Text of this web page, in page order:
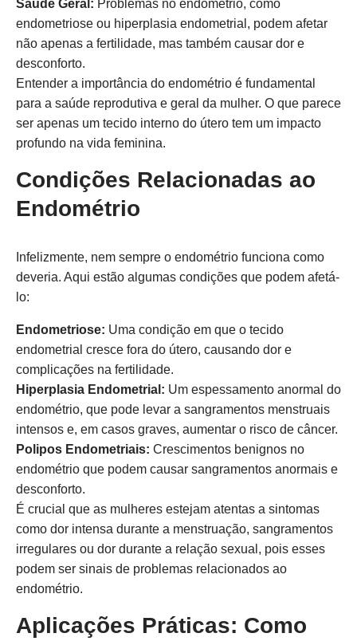
Saúde Geral: Problemas no endométrio, como
endometriose ou hiperplasia endometrial, podem afetar
não apenas a fertilidade, mas também causar dor e
desconforto.
Entender a importância do endométrio é fundamental
para a saúde reprodutiva e geral da mulher. O que parece
ser apenas um tecido interno do útero tem um impacto
profundo na vida feminina.
Condições Relacionadas ao
Endométrio
Infelizmente, nem sempre o endométrio funciona como
deveria. Aqui estão algumas condições que podem afetá-
lo:
Endometriose: Uma condição em que o tecido
endometrial cresce fora do útero, causando dor e
complicações na fertilidade.
Hiperplasia Endometrial: Um espessamento anormal do
endométrio, que pode levar a sangramentos menstruais
intensos e, em casos graves, aumentar o risco de câncer.
Polipos Endometriais: Crescimentos benignos no
endométrio que podem causar sangramentos anormais e
desconforto.
É crucial que as mulheres estejam atentas a sintomas
como dor intensa durante a menstruação, sangramentos
irregulares ou dor durante a relação sexual, pois esses
podem ser sinais de problemas relacionados ao
endométrio.
Aplicações Práticas: Como